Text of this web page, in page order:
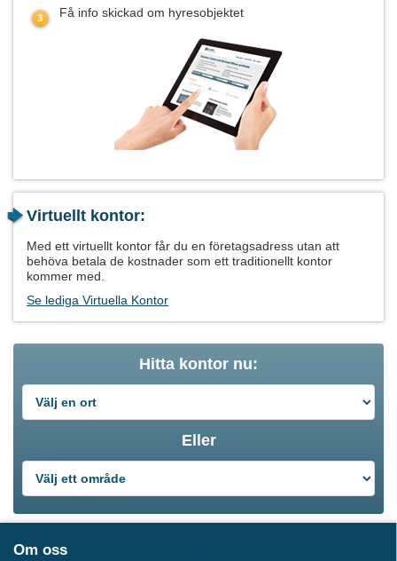
Få info skickad om hyresobjektet
Virtuellt kontor:
Med ett virtuellt kontor får du en företagsadress utan att
behöva betala de kostnader som ett traditionellt kontor
kommer med.
Se lediga Virtuella Kontor
Hitta kontor nu:
Eller
Om oss